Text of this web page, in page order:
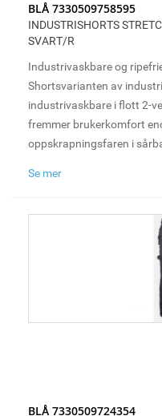
BLÅ 7330509758595
INDUSTRISHORTS
SVART/R
Industrivaskbare og
Shortsvarianten av
industrivaskbare i flott 2-
fremmer brukerkomfort
oppskrapningsfaren i
Se mer
BLÅ 7330509724354